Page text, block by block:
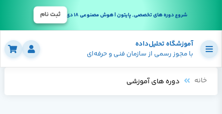
شروع دوره های تخصصی, پایتون | هوش مصنوعی 18 دی ثبت نام
آموزشگاه تحلیل‌داده
با مجوز رسمی از سازمان فنی و حرفه‌ای
خانه دوره های آموزشی